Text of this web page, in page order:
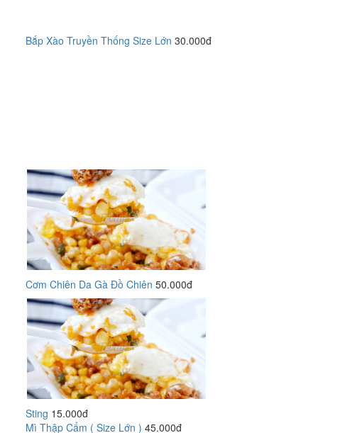
Bắp Xào Truyền Thống Size Lớn 30.000đ
Cơm Chiên Da Gà Đồ Chiên 50.000đ
Sting 15.000đ
Mì Thập Cẩm ( Size Lớn ) 45.000đ